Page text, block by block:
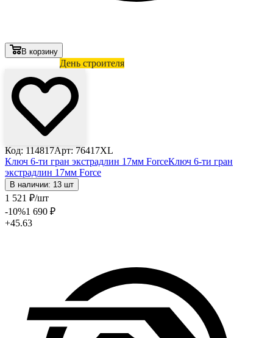
В корзину
День строителя
Код: 114817Арт: 76417XL
Ключ 6-ти гран экстрадлин 17мм ForceКлюч 6-ти гран
экстрадлин 17мм Force
В наличии: 13 шт
1 521 ₽/шт
-10%1 690 ₽
+45.63